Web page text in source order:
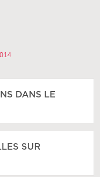
DANS LE
SUR